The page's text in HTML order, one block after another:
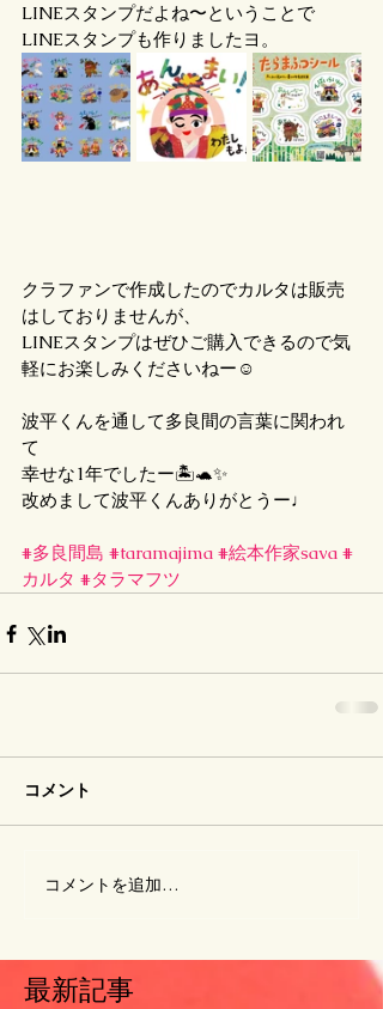
LINEスタンプだよね〜ということで
LINEスタンプも作りましたヨ。
クラファンで作成したのでカルタは販売
はしておりませんが、
LINEスタンプはぜひご購入できるので気
軽にお楽しみくださいねー☺️
波平くんを通して多良間の言葉に関われ
て
幸せな1年でしたー🏝️🐢✨
改めまして波平くんありがとうー♩
#多良間島 #taramajima #絵本作家sava #
カルタ #タラマフツ
コメント
コメントを追加…
最新記事